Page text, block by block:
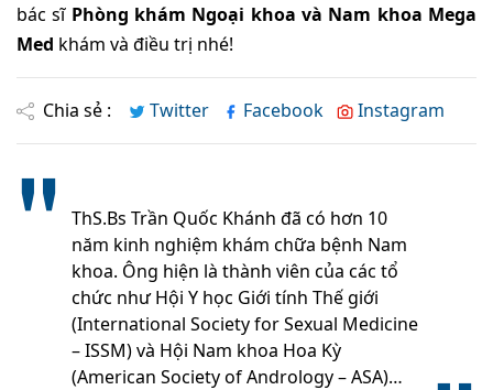
bác sĩ Phòng khám Ngoại khoa và Nam khoa Mega
Med khám và điều trị nhé!
Chia sẻ : Twitter Facebook Instagram
ThS.Bs Trần Quốc Khánh đã có hơn 10
năm kinh nghiệm khám chữa bệnh Nam
khoa. Ông hiện là thành viên của các tổ
chức như Hội Y học Giới tính Thế giới
(International Society for Sexual Medicine
– ISSM) và Hội Nam khoa Hoa Kỳ
(American Society of Andrology – ASA)…